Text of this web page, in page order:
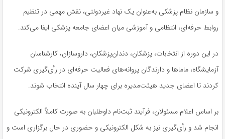
و سازمان نظام پزشکی به‌عنوان یک نهاد غیردولتی، نقش مهمی در تنظیم
روابط حرفه‌ای، انتظامی و آموزشی میان اعضای جامعه پزشکی ایفا می‌کند.
در این دوره از انتخابات، پزشکان، دندان‌پزشکان، داروسازان، کارشناسان
آزمایشگاه، ماماها و دارندگان پروانه‌های فعالیت حرفه‌ای در رأی‌گیری شرکت
کردند تا اعضای جدید هیئت‌مدیره برای چهار سال آینده انتخاب شوند.
بر اساس اعلام مسئولان، فرآیند ثبت‌نام داوطلبان به صورت کاملاً الکترونیکی
انجام شد و رأی‌گیری نیز به شکل الکترونیکی و حضوری در حال برگزاری است و